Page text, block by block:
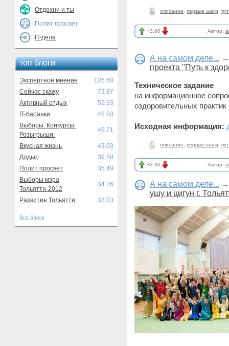
Отдохни и ты
Полит просвет
IT-дела
топ блоги
Экспертное мнение
126.60
Сейчас скажу
73.87
Активный отдых
59.33
IT-баранки
48.50
Выборы. Конкурсы.
Розыгрыши.
46.71
Вкусная жизнь
43.03
Додыр
39.58
Полит просвет
35.49
Выборы мэра
Тольятти-2012
34.76
Развитие Тольятти 33.03
Все блоги
описание первые шаги
+3.00 Автор:
А на самом деле...
проекта "Путь к
Техническое задание
на информационное
оздоровительных
Исходная информация:
описание первые шаги
+2.00 Автор:
А на самом деле...
ушу и цигун г.